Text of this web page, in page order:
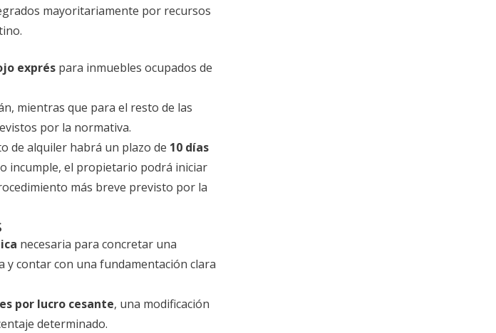
mayoritariamente por recursos
expréspara inmuebles ocupados de
mientras que para el resto de las
por la normativa.
de alquiler habrá un plazo de 10 días
incumple, el propietario podrá iniciar
más breve previsto por la
necesaria para concretar una
contar con una fundamentación clara
por lucro cesante, una modificación
determinado.